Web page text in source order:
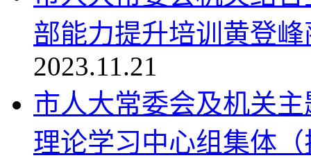
部能力提升培训黄登
2023.11.21
市人大常委会及机关
理论学习中心组集体（